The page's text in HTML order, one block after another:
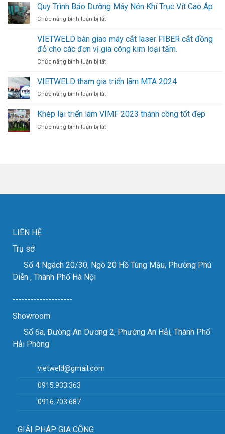
FAIRINO:
Xu
Hướng
Động
Hóa
Trong
Hàn
Quy Trình Bảo Dưỡng Máy Nén Khí Trục Vít Cao Áp
Chức năng bình luận bị tắtở
Trình
Bảo
Dưỡng
Máy
Khí
Vít
Áp
VIETWELD bàn giao máy cắt laser FIBER cắt đồng
đỏ cho các đơn vị gia công kim loại tấm.
Chức năng bình luận bị tắtở
bàn
máy
laser
cắt
VIETWELD tham gia triển lãm MTA 2024
Chức năng bình luận bị tắtở
tham
gia
triển
Khép lại triển lãm VIMF 2023 thành công tốt đẹp
Chức năng bình luận bị tắtở
công
LIÊN HỆ
Trụ sở
Số 4 Ngách 20/30, Ngõ 20 Hồ Tùng Mậu, Phường Phú
Diễn , Thành Phố Hà Nội
--------------------
Showroom
Số 6a, Đường An Dương 2, Phường An Hải, Thành Phố
Hải Phòng
vietweld@gmail.com
0915.933.363
0916.703.687
GIẢI PHÁP GIA CÔNG